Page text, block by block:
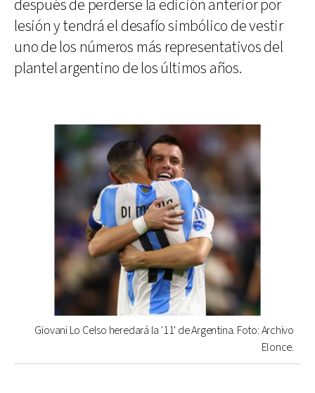
después de perderse la edición anterior por
lesión y tendrá el desafío simbólico de vestir
uno de los números más representativos del
plantel argentino de los últimos años.
Giovani Lo Celso heredará la '11' de Argentina. Foto: Archivo
Elonce.